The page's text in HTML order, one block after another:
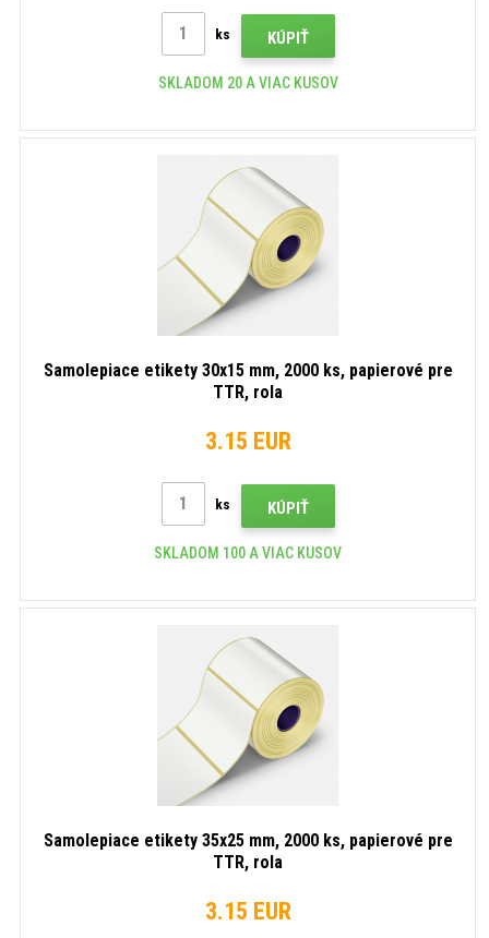
ks KÚPIŤ
SKLADOM 20 A VIAC KUSOV
Samolepiace etikety 30x15 mm, 2000 ks, papierové pre
TTR, rola
3.15 EUR
ks KÚPIŤ
SKLADOM 100 A VIAC KUSOV
Samolepiace etikety 35x25 mm, 2000 ks, papierové pre
TTR, rola
3.15 EUR